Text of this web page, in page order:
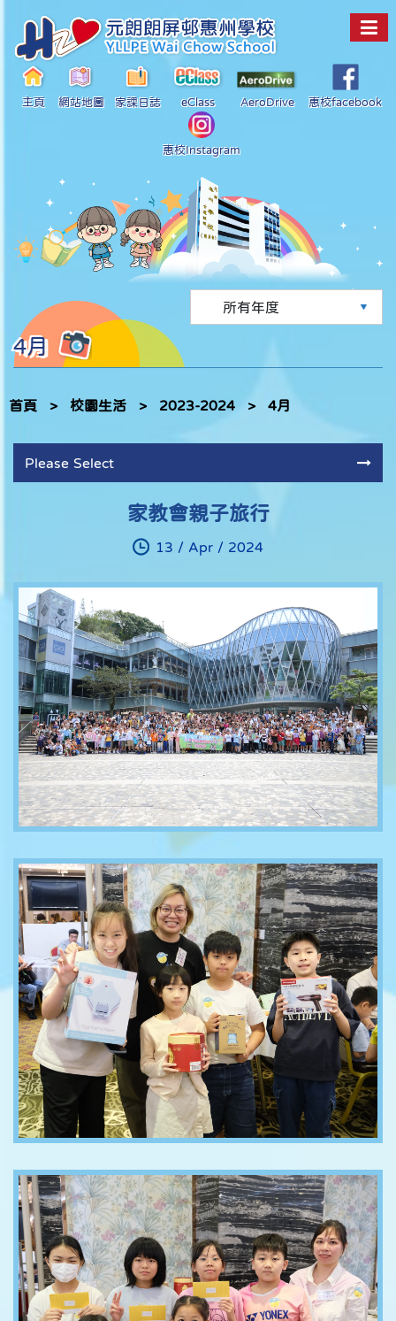
主頁 網站地圖 家課日誌 eClass AeroDrive 惠校facebook
惠校Instagram
4月
首頁 > 校園生活 > 2023-2024 > 4月
Please Select
家教會親子旅行
13 / Apr / 2024